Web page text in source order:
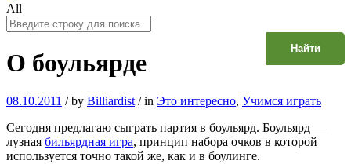
All
Найти
О боульярде
08.10.2011 /by Billiardist/in Это интересно, Учимся играть
Сегодня предлагаю сыграть партия в боульярд. Боульярд —
лузная бильярдная игра, принцип набора очков в которой
используется точно такой же, как и в боулинге.